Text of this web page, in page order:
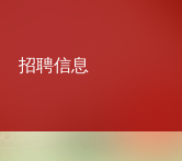
招聘信息